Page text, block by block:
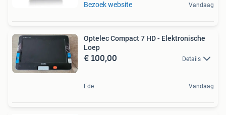
Bezoek website Vandaag
Optelec Compact 7 HD - Elektronische
Loep
€ 100,00 Details
Ede Vandaag